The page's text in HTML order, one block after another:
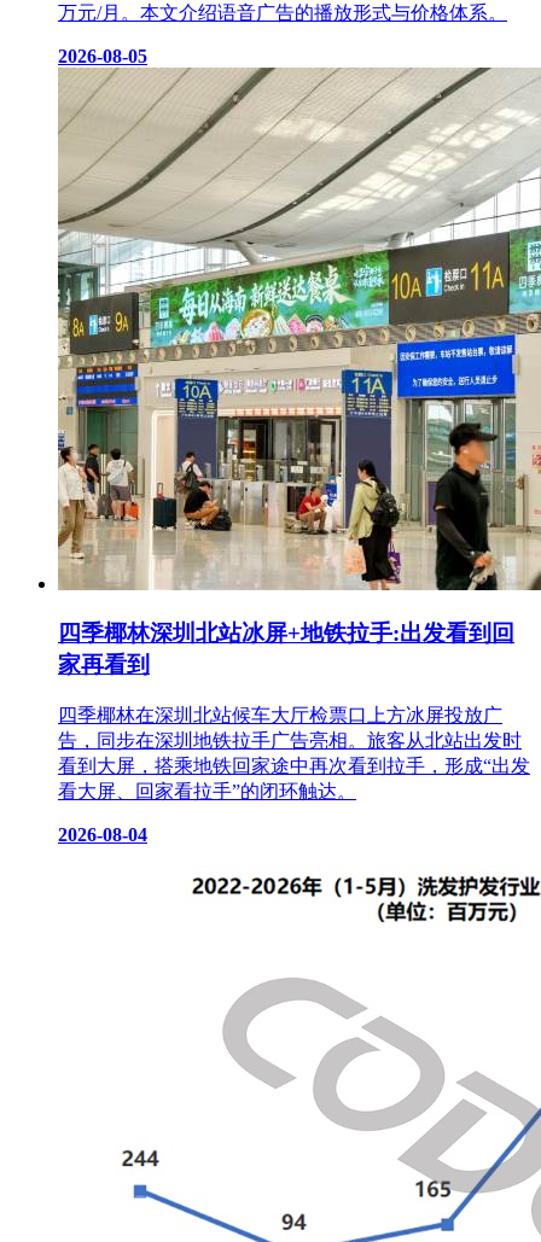
万元/月。本文介绍语音广告的播放形式与价格体系。
2026-08-05
四季椰林深圳北站冰屏+地铁拉手:出发看到回
家再看到
四季椰林在深圳北站候车大厅检票口上方冰屏投放广
告，同步在深圳地铁拉手广告亮相。旅客从北站出发时
看到大屏，搭乘地铁回家途中再次看到拉手，形成“出发
看大屏、回家看拉手”的闭环触达。
2026-08-04